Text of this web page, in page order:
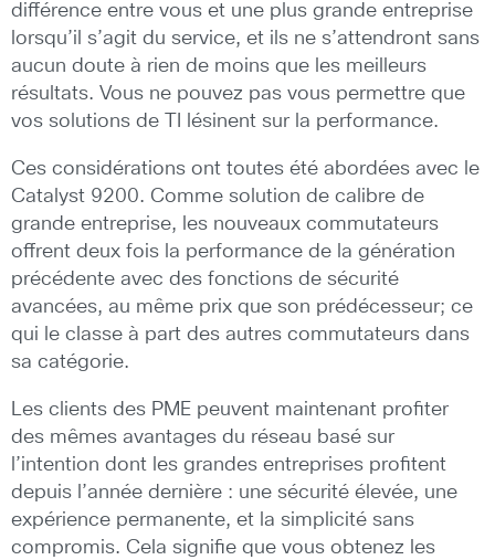
différence entre vous et une plus grande entreprise
lorsqu’il s’agit du service, et ils ne s’attendront sans
aucun doute à rien de moins que les meilleurs
résultats. Vous ne pouvez pas vous permettre que
vos solutions de TI lésinent sur la performance.
Ces considérations ont toutes été abordées avec le
Catalyst 9200. Comme solution de calibre de
grande entreprise, les nouveaux commutateurs
offrent deux fois la performance de la génération
précédente avec des fonctions de sécurité
avancées, au même prix que son prédécesseur; ce
qui le classe à part des autres commutateurs dans
sa catégorie.
Les clients des PME peuvent maintenant profiter
des mêmes avantages du réseau basé sur
l’intention dont les grandes entreprises profitent
depuis l’année dernière : une sécurité élevée, une
expérience permanente, et la simplicité sans
compromis. Cela signifie que vous obtenez les